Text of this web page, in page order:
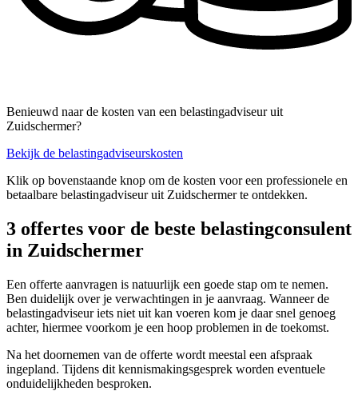
Benieuwd naar de kosten van een belastingadviseur uit
Zuidschermer?
Bekijk de belastingadviseurskosten
Klik op bovenstaande knop om de kosten voor een professionele en
betaalbare belastingadviseur uit Zuidschermer te ontdekken.
3 offertes voor de beste belastingconsulent
in Zuidschermer
Een offerte aanvragen is natuurlijk een goede stap om te nemen.
Ben duidelijk over je verwachtingen in je aanvraag. Wanneer de
belastingadviseur iets niet uit kan voeren kom je daar snel genoeg
achter, hiermee voorkom je een hoop problemen in de toekomst.
Na het doornemen van de offerte wordt meestal een afspraak
ingepland. Tijdens dit kennismakingsgesprek worden eventuele
onduidelijkheden besproken.